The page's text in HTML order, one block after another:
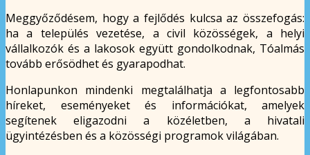
Meggyőződésem, hogy a fejlődés kulcsa az összefogás:
ha a település vezetése, a civil közösségek, a helyi
vállalkozók és a lakosok együtt gondolkodnak, Tóalmás
tovább erősödhet és gyarapodhat.
Honlapunkon mindenki megtalálhatja a legfontosabb
híreket, eseményeket és információkat, amelyek
segítenek eligazodni a közéletben, a hivatali
ügyintézésben és a közösségi programok világában.